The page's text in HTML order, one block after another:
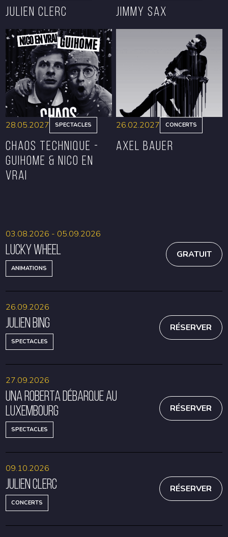
RÉSERVER
Julien Clerc
RÉSERVER
Jimmy Sax
28.05.2027 SPECTACLES
CHAOS TECHNIQUE -
GUIHOME & NICO EN
VRAI
26.02.2027 CONCERTS
Axel Bauer
Lucky Wheel
ANIMATIONS
03.08.2026 - 05.09.2026
GRATUIT
Julien Bing
SPECTACLES
26.09.2026
RÉSERVER
Una Roberta débarque au
Luxembourg
SPECTACLES
27.09.2026
RÉSERVER
Julien Clerc
CONCERTS
09.10.2026
RÉSERVER